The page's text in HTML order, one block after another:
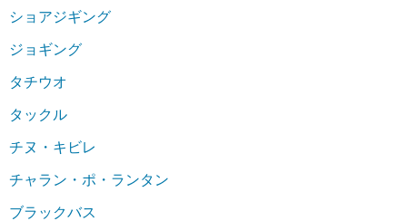
ショアジギング
ジョギング
タチウオ
タックル
チヌ・キビレ
チャラン・ポ・ランタン
ブラックバス